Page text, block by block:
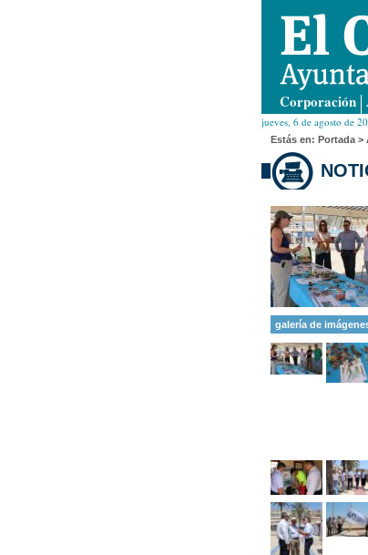
Corporación
jueves, 6 de agosto de
Estás en: Portada >
galería de